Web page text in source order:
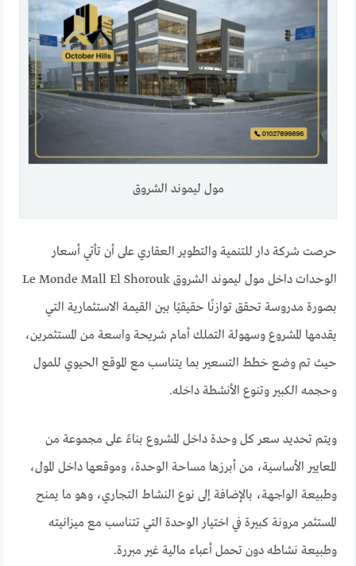
مول ليموند الشروق
حرصت شركة دار للتنمية والتطوير العقاري على أن تأتي أسعار
الوحدات داخل مول ليموند الشروق Le Monde Mall El Shorouk
بصورة مدروسة تحقق توازنًا حقيقيًا بين القيمة الاستثمارية التي
يقدمها المشروع وسهولة التملك أمام شريحة واسعة من المستثمرين،
حيث تم وضع خطط التسعير بما يتناسب مع الموقع الحيوي للمول
وحجمه الكبير وتنوع الأنشطة داخله.
ويتم تحديد سعر كل وحدة داخل المشروع بناءً على مجموعة من
المعايير الأساسية، من أبرزها مساحة الوحدة، وموقعها داخل المول،
وطبيعة الواجهة، بالإضافة إلى نوع النشاط التجاري، وهو ما يمنح
المستثمر مرونة كبيرة في اختيار الوحدة التي تتناسب مع ميزانيته
وطبيعة نشاطه دون تحمل أعباء مالية غير مبررة.